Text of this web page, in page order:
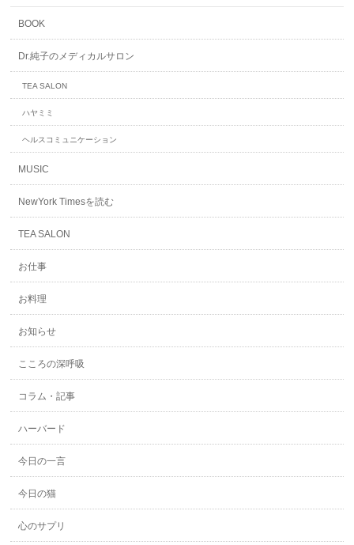
BOOK
Dr.純子のメディカルサロン
TEA SALON
ハヤミミ
ヘルスコミュニケーション
MUSIC
NewYork Timesを読む
TEA SALON
お仕事
お料理
お知らせ
こころの深呼吸
コラム・記事
ハーバード
今日の一言
今日の猫
心のサプリ